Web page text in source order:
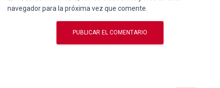
navegador para la próxima vez que comente.